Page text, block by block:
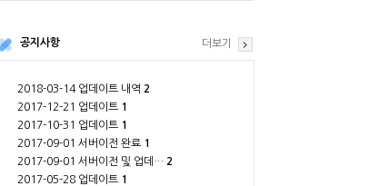
공지사항
2018-03-14 업데이트 내역 2
2017-12-21 업데이트 1
2017-10-31 업데이트 1
2017-09-01 서버이전 완료 1
2017-09-01 서버이전 및 업데… 2
2017-05-28 업데이트 1
더보기